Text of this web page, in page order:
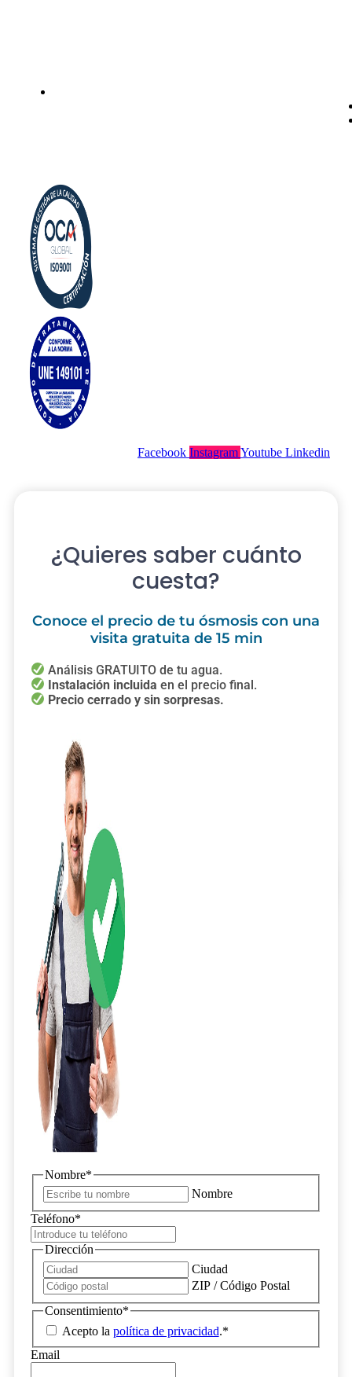
Facebook InstagramYoutube Linkedin
¿Quieres saber cuánto
cuesta?
Conoce el precio de tu ósmosis con una
visita gratuita de 15 min
Análisis GRATUITO de tu agua.
Instalación incluida en el precio final.
Precio cerrado y sin sorpresas.
Nombre*
Nombre
Teléfono*
Dirección
Ciudad
ZIP / Código Postal
Consentimiento*
Acepto la política de privacidad.*
Email